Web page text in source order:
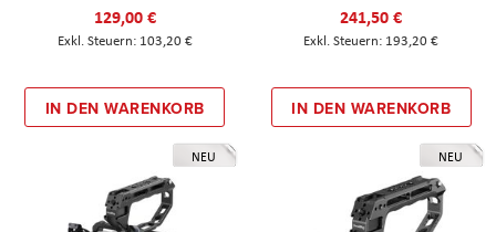
129,00 €
103,20 €
IN DEN WARENKORB
241,50 €
193,20 €
IN DEN WARENKORB
NEU NEU